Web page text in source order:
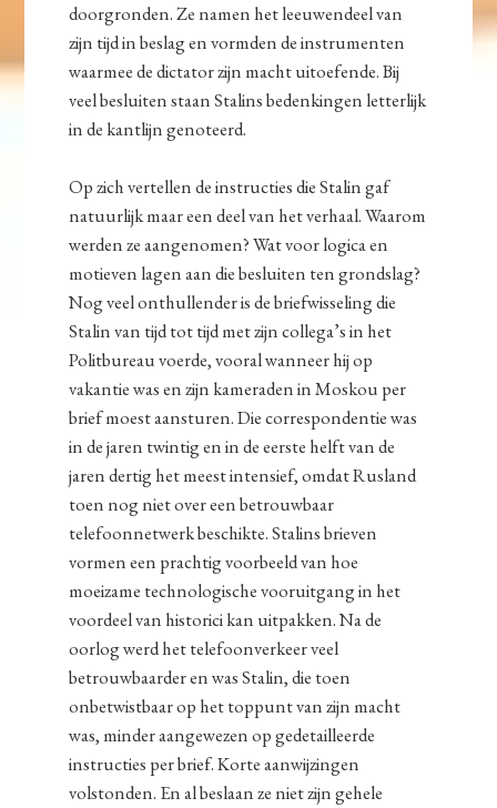
doorgronden. Ze namen het leeuwendeel van
zijn tijd in beslag en vormden de instrumenten
waarmee de dictator zijn macht uitoefende. Bij
veel besluiten staan Stalins bedenkingen letterlijk
in de kantlijn genoteerd.
Op zich vertellen de instructies die Stalin gaf
natuurlijk maar een deel van het verhaal. Waarom
werden ze aangenomen? Wat voor logica en
motieven lagen aan die besluiten ten grondslag?
Nog veel onthullender is de briefwisseling die
Stalin van tijd tot tijd met zijn collega’s in het
Politbureau voerde, vooral wanneer hij op
vakantie was en zijn kameraden in Moskou per
brief moest aansturen. Die correspondentie was
in de jaren twintig en in de eerste helft van de
jaren dertig het meest intensief, omdat Rusland
toen nog niet over een betrouwbaar
telefoonnetwerk beschikte. Stalins brieven
vormen een prachtig voorbeeld van hoe
moeizame technologische vooruitgang in het
voordeel van historici kan uitpakken. Na de
oorlog werd het telefoonverkeer veel
betrouwbaarder en was Stalin, die toen
onbetwistbaar op het toppunt van zijn macht
was, minder aangewezen op gedetailleerde
instructies per brief. Korte aanwijzingen
volstonden. En al beslaan ze niet zijn gehele